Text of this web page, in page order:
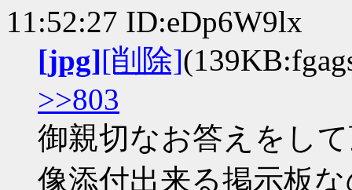
11:52:27 ID:eDp6W9lx
[jpg][削除]
>>803
御親切なお答えをし
像添付出来る掲示板